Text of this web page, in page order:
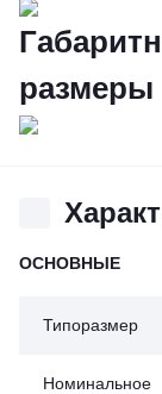
размеры
ОСНОВНЫЕ
Типоразмер
Номинальное